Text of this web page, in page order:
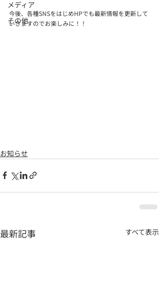
メディア
その他
今後、各種SNSをはじめHPでも最新情報を更新して
いきますのでお楽しみに！！
お知らせ
最新記事 すべて表示